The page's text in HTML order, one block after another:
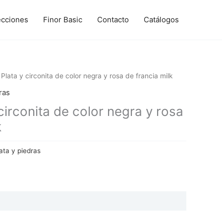
Finor Basic Contacto Catálogos
Plata y circonita de color negra y rosa de francia milk
de color negra y rosa
y piedras